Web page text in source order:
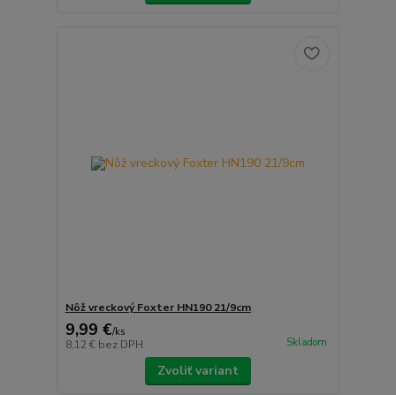
Nôž vreckový Foxter HN190 21/9cm
9,99 €/ks
8,12 € bez DPH Skladom
Zvoliť variant